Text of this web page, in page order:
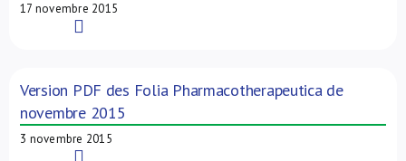
17 novembre 2015
Version PDF des Folia Pharmacotherapeutica de
novembre 2015
3 novembre 2015